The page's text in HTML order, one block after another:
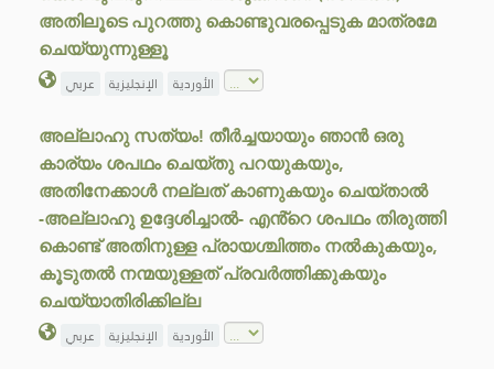
അതിലൂടെ പുറത്തു കൊണ്ടുവരപ്പെടുക മാത്രമേ
ചെയ്യുന്നുള്ളൂ
عربي الإنجليزية الأوردية
അല്ലാഹു സത്യം! തീർച്ചയായും ഞാൻ ഒരു
കാര്യം ശപഥം ചെയ്തു പറയുകയും,
അതിനേക്കാൾ നല്ലത് കാണുകയും ചെയ്താൽ
-അല്ലാഹു ഉദ്ദേശിച്ചാൽ- എൻ്റെ ശപഥം തിരുത്തി
കൊണ്ട് അതിനുള്ള പ്രായശ്ചിത്തം നൽകുകയും,
കൂടുതൽ നന്മയുള്ളത് പ്രവർത്തിക്കുകയും
ചെയ്യാതിരിക്കില്ല
عربي الإنجليزية الأوردية